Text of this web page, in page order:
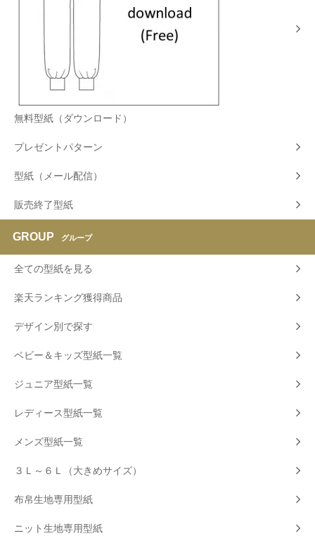
無料型紙（ダウンロード）
プレゼントパターン
型紙（メール配信）
販売終了型紙
GROUP グループ
全ての型紙を見る
楽天ランキング獲得商品
デザイン別で探す
ベビー＆キッズ型紙一覧
ジュニア型紙一覧
レディース型紙一覧
メンズ型紙一覧
３Ｌ～６Ｌ（大きめサイズ）
布帛生地専用型紙
ニット生地専用型紙